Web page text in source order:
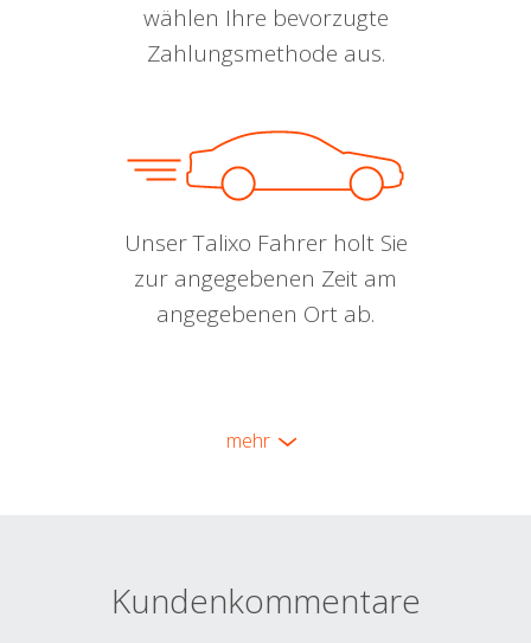
wählen Ihre bevorzugte
Zahlungsmethode aus.
Unser Talixo Fahrer holt Sie
zur angegebenen Zeit am
angegebenen Ort ab.
mehr
Kundenkommentare